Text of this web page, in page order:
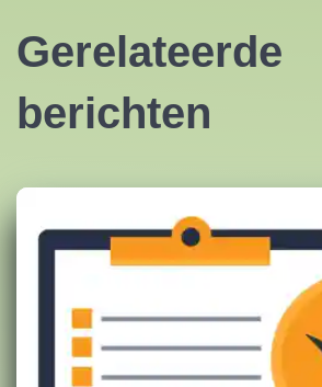
Gerelateerde
berichten